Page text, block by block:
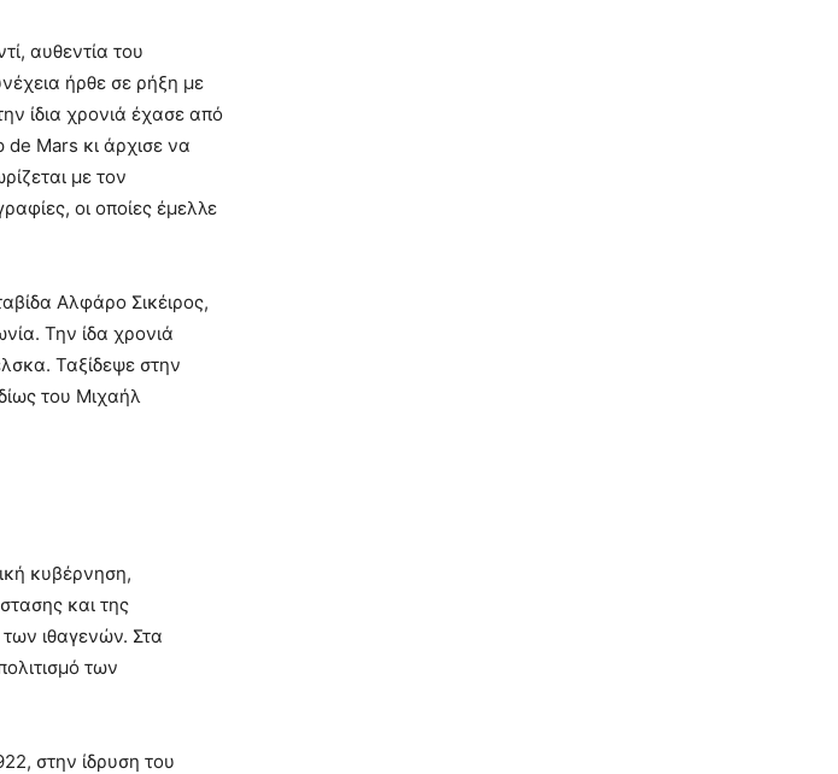
αυθεντία του
ήρθε σε ρήξη με
ίδια χρονιά έχασε από
Mars κι άρχισε να
με τον
οι οποίες έμελλε
Αλφάρο Σικέιρος,
Την ίδα χρονιά
Ταξίδεψε στην
του Μιχαήλ
κυβέρνηση,
και της
ιθαγενών. Στα
των
στην ίδρυση του